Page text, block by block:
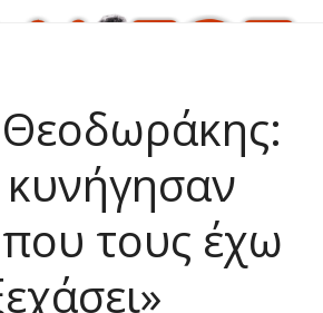
Θεοδωράκης:
τους έχω